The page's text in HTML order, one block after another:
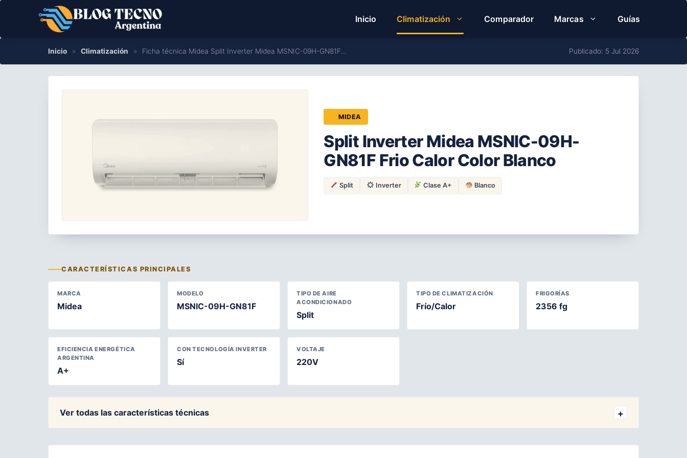
Inicio Climatización Comparador Marcas Guías
Inicio » Climatización » Ficha técnica Midea Split Inverter Midea MSNIC-09H-GN81F… Publicado: 5 Jul 2026
MIDEA
Split Inverter Midea MSNIC-09H-
GN81F Frio Calor Color Blanco
Split Inverter Clase A+ Blanco
CARACTERÍSTICAS PRINCIPALES
MARCA
Midea
MODELO
MSNIC-09H-GN81F
TIPO DE AIRE
ACONDICIONADO
Split
TIPO DE CLIMATIZACIÓN
Frío/Calor
FRIGORÍAS
2356 fg
EFICIENCIA ENERGÉTICA
ARGENTINA
A+
CON TECNOLOGÍA INVERTER
Sí
VOLTAJE
220V
Ver todas las características técnicas